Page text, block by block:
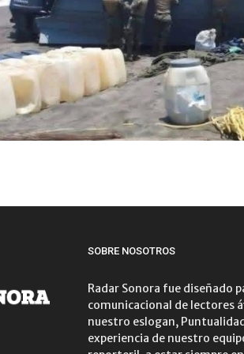
SOBRE NOSOTROS
Radar Sonora fue diseñado
comunicacional de lectores
nuestro eslogan,
experiencia de nuestro